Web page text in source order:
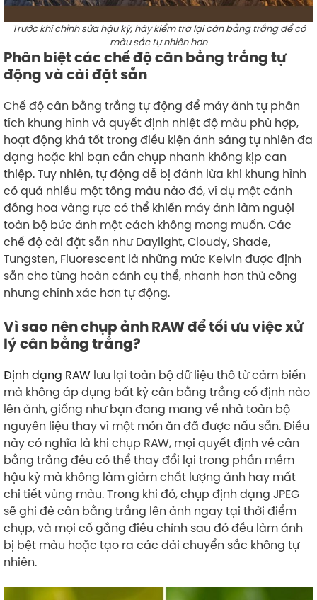
Trước khi chỉnh sửa hậu kỳ, hãy kiểm tra lại cân bằng trắng để có
màu sắc tự nhiên hơn
Phân biệt các chế độ cân bằng trắng tự
động và cài đặt sẵn
Chế độ cân bằng trắng tự động để máy ảnh tự phân
tích khung hình và quyết định nhiệt độ màu phù hợp,
hoạt động khá tốt trong điều kiện ánh sáng tự nhiên đa
dạng hoặc khi bạn cần chụp nhanh không kịp can
thiệp. Tuy nhiên, tự động dễ bị đánh lừa khi khung hình
có quá nhiều một tông màu nào đó, ví dụ một cánh
đồng hoa vàng rực có thể khiến máy ảnh làm nguội
toàn bộ bức ảnh một cách không mong muốn. Các
chế độ cài đặt sẵn như Daylight, Cloudy, Shade,
Tungsten, Fluorescent là những mức Kelvin được định
sẵn cho từng hoàn cảnh cụ thể, nhanh hơn thủ công
nhưng chính xác hơn tự động.
Vì sao nên chụp ảnh RAW để tối ưu việc xử
lý cân bằng trắng?
Định dạng RAW lưu lại toàn bộ dữ liệu thô từ cảm biến
mà không áp dụng bất kỳ cân bằng trắng cố định nào
lên ảnh, giống như bạn đang mang về nhà toàn bộ
nguyên liệu thay vì một món ăn đã được nấu sẵn. Điều
này có nghĩa là khi chụp RAW, mọi quyết định về cân
bằng trắng đều có thể thay đổi lại trong phần mềm
hậu kỳ mà không làm giảm chất lượng ảnh hay mất
chi tiết vùng màu. Trong khi đó, chụp định dạng JPEG
sẽ ghi đè cân bằng trắng lên ảnh ngay tại thời điểm
chụp, và mọi cố gắng điều chỉnh sau đó đều làm ảnh
bị bệt màu hoặc tạo ra các dải chuyển sắc không tự
nhiên.